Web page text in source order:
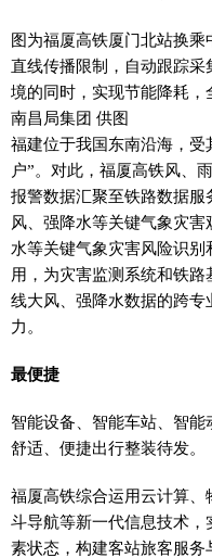
图为福厦高铁厦门北站换
直线传播限制，自动跟踪
境的同时，实现节能降耗
南昌局集团 供图
福建位于我国东南沿海，
户”。对此，福厦高铁风、
报警数据汇聚至铁路数据
风、强降水等关键气象灾
水等关键气象灾害风险识
用，为灾害监测系统和铁
线大风、强降水数据的跨
力。
最便捷
智能设备、智能车站、智能
舒适、便捷出行整装待发。
福厦高铁综合运用云计算
斗导航等新一代信息技术
素状态，构建客站旅客服